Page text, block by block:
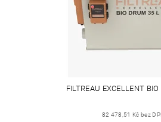
FILTREAU EXCELLENT
82 478,51 Kč bez